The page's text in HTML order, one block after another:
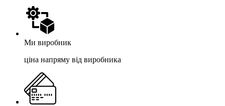
Ми виробник
ціна напряму від виробника